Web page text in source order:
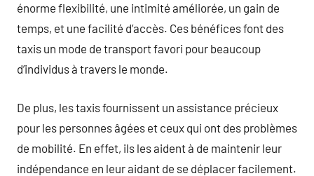
énorme flexibilité, une intimité améliorée, un gain de
temps, et une facilité d’accès. Ces bénéfices font des
taxis un mode de transport favori pour beaucoup
d’individus à travers le monde.
De plus, les taxis fournissent un assistance précieux
pour les personnes âgées et ceux qui ont des problèmes
de mobilité. En effet, ils les aident à de maintenir leur
indépendance en leur aidant de se déplacer facilement.